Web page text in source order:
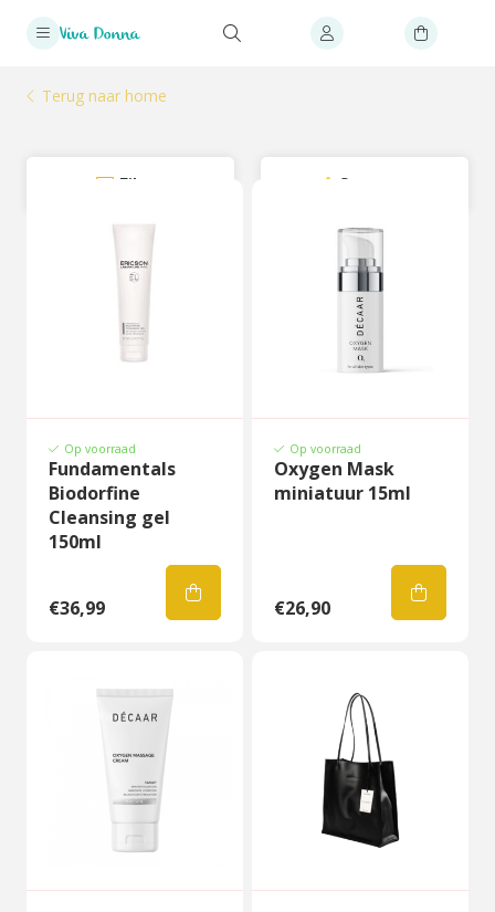
Terug naar home
Filter Sorteer
Op voorraad
Fundamentals
Biodorfine
Cleansing gel
150ml
€36,99
Op voorraad
Oxygen Mask
miniatuur 15ml
€26,90